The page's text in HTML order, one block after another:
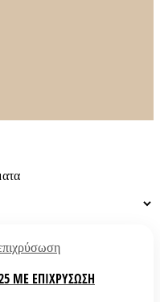
ΜΕ ΕΠΙΧΡΎΣΩΣΗ